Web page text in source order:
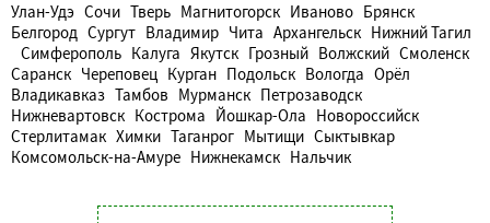
Улан-Удэ Сочи Тверь Магнитогорск Иваново Брянск
Белгород Сургут Владимир Чита Архангельск Нижний Тагил
Симферополь Калуга Якутск Грозный Волжский Смоленск
Саранск Череповец Курган Подольск Вологда Орёл
Владикавказ Тамбов Мурманск Петрозаводск
Нижневартовск Кострома Йошкар-Ола Новороссийск
Стерлитамак Химки Таганрог Мытищи Сыктывкар
Комсомольск-на-Амуре Нижнекамск Нальчик